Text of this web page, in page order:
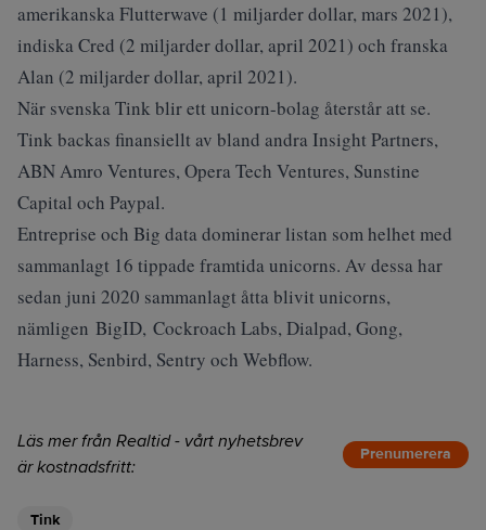
amerikanska Flutterwave (1 miljarder dollar, mars 2021),
indiska Cred (2 miljarder dollar, april 2021) och franska
Alan (2 miljarder dollar, april 2021).
När svenska Tink blir ett unicorn-bolag återstår att se.
Tink backas finansiellt av bland andra Insight Partners,
ABN Amro Ventures, Opera Tech Ventures, Sunstine
Capital och Paypal.
Entreprise och Big data dominerar listan som helhet med
sammanlagt 16 tippade framtida unicorns. Av dessa har
sedan juni 2020 sammanlagt åtta blivit unicorns,
nämligen BigID, Cockroach Labs, Dialpad, Gong,
Harness, Senbird, Sentry och Webflow.
Läs mer från Realtid - vårt nyhetsbrev
är kostnadsfritt:
Prenumerera
Tink